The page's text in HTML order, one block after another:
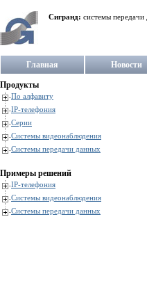
Сигранд: системы передачи
Главная Новости
Продукты
По алфавиту
IP-телефония
Серии
Системы видеонаблюдения
Системы передачи данных
Примеры решений
IP-телефония
Системы видеонаблюдения
Системы передачи данных